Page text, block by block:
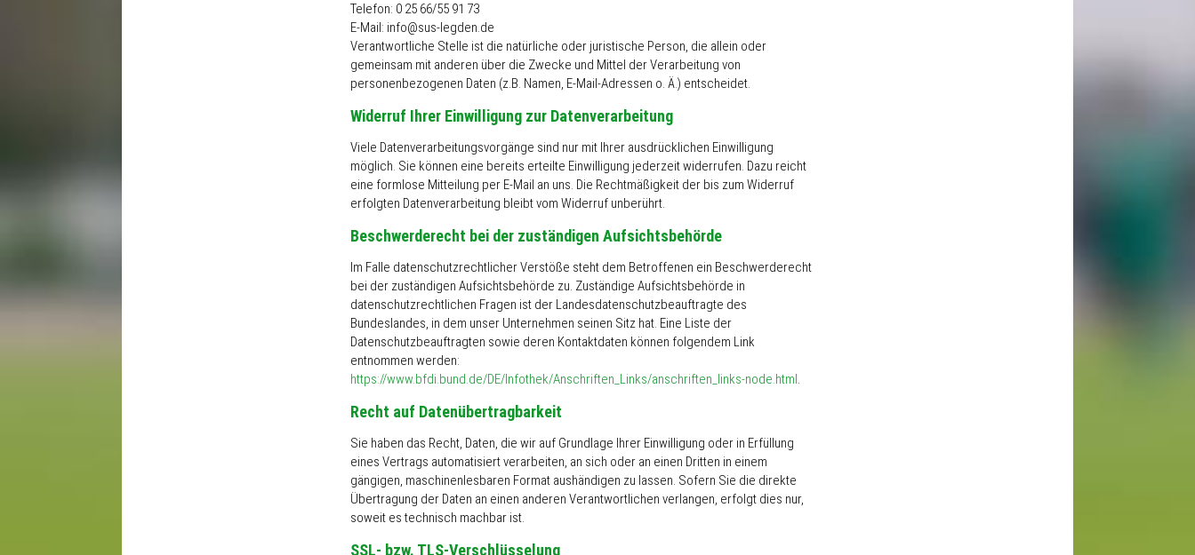
Telefon: 0 25 66/55 91 73
E-Mail: info@sus-legden.de
Verantwortliche Stelle ist die natürliche oder juristische Person, die allein oder
gemeinsam mit anderen über die Zwecke und Mittel der Verarbeitung von
personenbezogenen Daten (z.B. Namen, E-Mail-Adressen o. Ä.) entscheidet.
Widerruf Ihrer Einwilligung zur Datenverarbeitung
Viele Datenverarbeitungsvorgänge sind nur mit Ihrer ausdrücklichen Einwilligung
möglich. Sie können eine bereits erteilte Einwilligung jederzeit widerrufen. Dazu reicht
eine formlose Mitteilung per E-Mail an uns. Die Rechtmäßigkeit der bis zum Widerruf
erfolgten Datenverarbeitung bleibt vom Widerruf unberührt.
Beschwerderecht bei der zuständigen Aufsichtsbehörde
Im Falle datenschutzrechtlicher Verstöße steht dem Betroffenen ein Beschwerderecht
bei der zuständigen Aufsichtsbehörde zu. Zuständige Aufsichtsbehörde in
datenschutzrechtlichen Fragen ist der Landesdatenschutzbeauftragte des
Bundeslandes, in dem unser Unternehmen seinen Sitz hat. Eine Liste der
Datenschutzbeauftragten sowie deren Kontaktdaten können folgendem Link
entnommen werden:
https://www.bfdi.bund.de/DE/Infothek/Anschriften_Links/anschriften_links-node.html.
Recht auf Datenübertragbarkeit
Sie haben das Recht, Daten, die wir auf Grundlage Ihrer Einwilligung oder in Erfüllung
eines Vertrags automatisiert verarbeiten, an sich oder an einen Dritten in einem
gängigen, maschinenlesbaren Format aushändigen zu lassen. Sofern Sie die direkte
Übertragung der Daten an einen anderen Verantwortlichen verlangen, erfolgt dies nur,
soweit es technisch machbar ist.
SSL- bzw. TLS-Verschlüsselung